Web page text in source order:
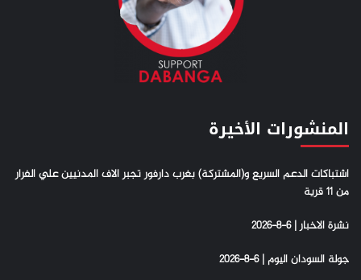
المنشورات الأخيرة
اشتباكات الدعم السريع و(المشتركة) بغرب دارفور تجبر الاف المدنيين علي الفرار
من 11 قرية
نشرة الاخبار | 6-8-2026
جولة السودان اليوم | 6-8-2026